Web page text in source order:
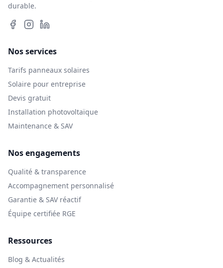
durable.
Nos services
Tarifs panneaux solaires
Solaire pour entreprise
Devis gratuit
Installation photovoltaïque
Maintenance & SAV
Nos engagements
Qualité & transparence
Accompagnement personnalisé
Garantie & SAV réactif
Équipe certifiée RGE
Ressources
Blog & Actualités